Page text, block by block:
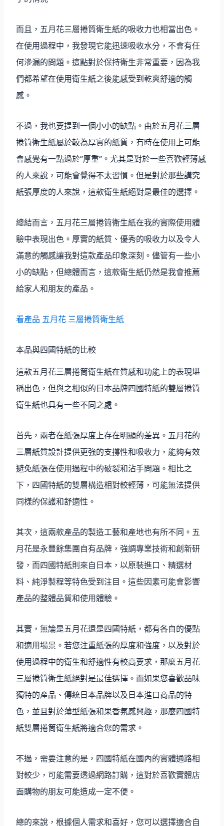
而且，五月花三層捲筒衛生紙的吸收力也相當出色。
在使用過程中，我發現它能迅速吸收水分，不會有任
何滲漏的問題。這點對於保持衛生非常重要，因為我
們都希望在使用衛生紙之後能感受到乾爽舒適的觸
感。
不過，我也要提到一個小小的缺點。由於五月花三層
捲筒衛生紙屬於較為厚實的紙質，有時在使用上可能
會感覺有一點過於”厚重”。尤其是對於一些喜歡輕薄感
的人來說，可能會覺得不太習慣。但是對於那些講究
紙張厚度的人來說，這款衛生紙絕對是最佳的選擇。
總結而言，五月花三層捲筒衛生紙在我的實際使用體
驗中表現出色。厚實的紙質、優秀的吸收力以及令人
滿意的觸感讓我對這款產品印象深刻。儘管有一些小
小的缺點，但總體而言，這款衛生紙仍然是我會推薦
給家人和朋友的產品。
看產品 五月花 三層捲筒衛生紙
本品與四國特紙的比較
這款五月花三層捲筒衛生紙在質感和功能上的表現堪
稱出色，但與之相似的日本品牌四國特紙的雙層捲筒
衛生紙也具有一些不同之處。
首先，兩者在紙張厚度上存在明顯的差異。五月花的
三層紙質設計提供更強的支撐性和吸收力，能夠有效
避免紙張在使用過程中的破裂和沾手問題。相比之
下，四國特紙的雙層構造相對較輕薄，可能無法提供
同樣的保護和舒適性。
其次，這兩款產品的製造工藝和產地也有所不同。五
月花是永豐餘集團自有品牌，強調專業技術和創新研
發，而四國特紙則來自日本，以原裝進口、精選材
料、純淨製程等特色受到注目。這些因素可能會影響
產品的整體品質和使用體驗。
其實，無論是五月花還是四國特紙，都有各自的優點
和適用場景。若您注重紙張的厚度和強度，以及對於
使用過程中的衛生和舒適性有較高要求，那麼五月花
三層捲筒衛生紙絕對是最佳選擇。而如果您喜歡品味
獨特的產品、傳統日本品牌以及日本進口商品的特
色，並且對於薄型紙張和果香氛感興趣，那麼四國特
紙雙層捲筒衛生紙將適合您的需求。
不過，需要注意的是，四國特紙在國內的實體通路相
對較少，可能需要透過網路訂購，這對於喜歡實體店
面購物的朋友可能造成一定不便。
總的來說，根據個人需求和喜好，您可以選擇適合自